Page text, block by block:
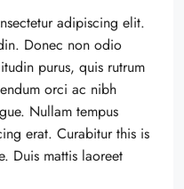
adipiscing elit.
Donec non odio
purus, quis rutrum
orci ac nibh
Nullam tempus
erat. Curabitur this is
Duis mattis laoreet